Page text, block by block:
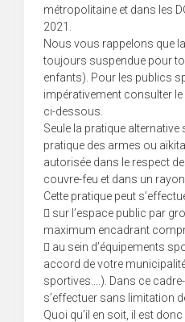
métropolitaine et dans les
2021.
Nous vous rappelons que
toujours suspendue pour
enfants). Pour les publics
impérativement consulter
ci-dessous.
Seule la pratique
pratique des armes ou
autorisée dans le respect
couvre-feu et dans un
Cette pratique peut
 sur l’espace public par
maximum encadrant
 au sein d’équipements
accord de votre
sportives….). Dans ce
s’effectuer sans limitation
Quoi qu’il en soit, il est